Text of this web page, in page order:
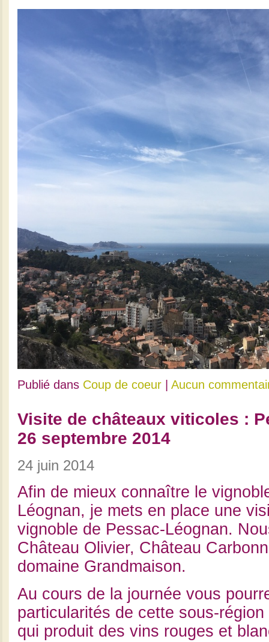
Publié dans Coup de coeur| Aucun
Visite de châteaux viticoles :
26 septembre 2014
24 juin 2014
Afin de mieux connaître le
Léognan, je mets en place une
vignoble de Pessac-Léognan.
Château Olivier, Château
domaine Grandmaison.
Au cours de la journée vous
particularités de cette sous-
qui produit des vins rouges et